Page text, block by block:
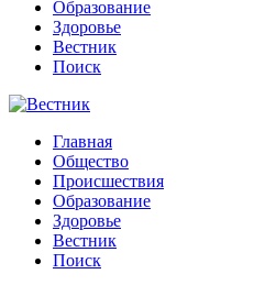
Образование
Здоровье
Вестник
Поиск
Главная
Общество
Происшествия
Образование
Здоровье
Вестник
Поиск